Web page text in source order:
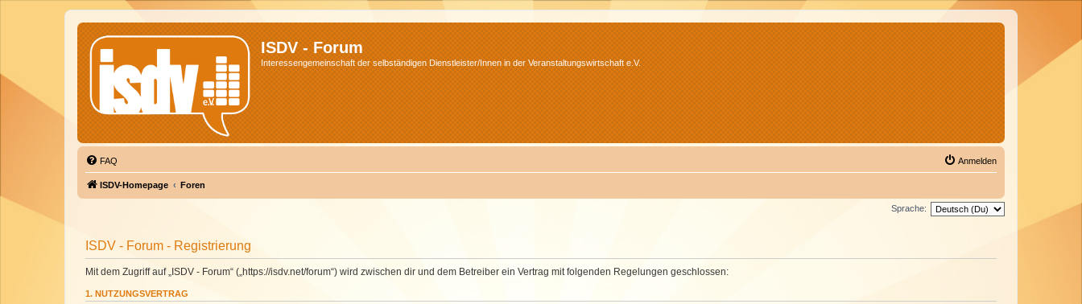
ISDV - Forum
Interessengemeinschaft der selbständigen Dienstleister/Innen in der Veranstaltungswirtschaft e.V.
FAQ Anmelden
ISDV-Homepage Foren
Sprache:
ISDV - Forum - Registrierung
Mit dem Zugriff auf „ISDV - Forum“ („https://isdv.net/forum“) wird zwischen dir und dem Betreiber ein Vertrag mit folgenden Regelungen geschlossen:
1. NUTZUNGSVERTRAG